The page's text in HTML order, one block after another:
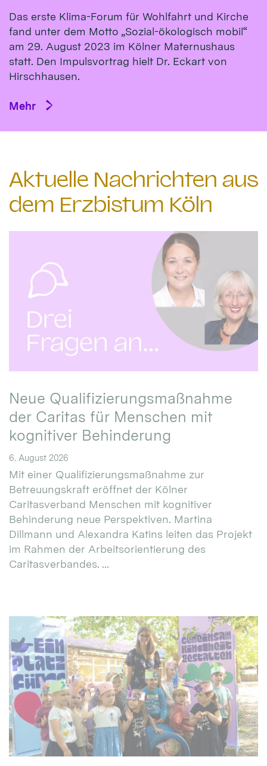
Das erste Klima-Fo­rum für Wohl­fahrt und Kirche
fand un­ter dem Mot­to „So­zial-öko­logisch mo­bil“
am 29. Au­gust 2023 im Köl­ner Ma­ternus­haus
statt. Den Impulsvortrag hielt Dr. Eckart von
Hirsch­hausen.
Mehr
Aktuelle Nachrichten aus
dem Erzbistum Köln
Neue Qualifizierungsmaßnahme
der Caritas für Menschen mit
kognitiver Behinderung
6. August 2026
Mit einer Qualifizierungsmaßnahme zur
Betreuungskraft eröffnet der Kölner
Caritasverband Menschen mit kognitiver
Behinderung neue Perspektiven. Martina
Dillmann und Alexandra Katins leiten das Projekt
im Rahmen der Arbeitsorientierung des
Caritasverbandes. ...